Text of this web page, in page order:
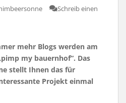
Schreib einen
mehr Blogs werden am
my bauernhof“. Das
stellt Ihnen das für
Projekt einmal